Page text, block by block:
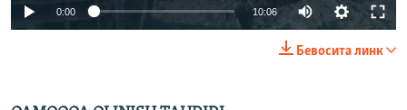
0:00 10:06
Бевосита линк